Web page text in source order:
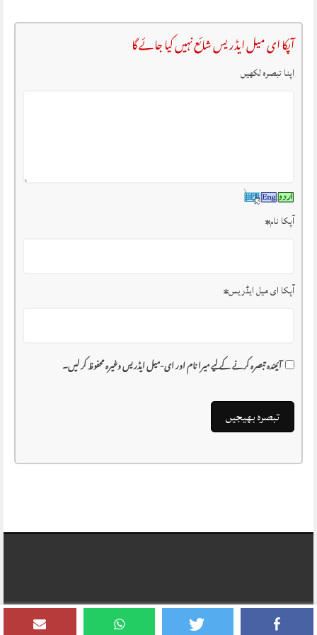
آپکا ای میل ایڈریس شائع نہیں کیا جائے گا
اپنا تبصرہ لکھیں
آپکا نام*
آپکا ای میل ایڈریس*
آئیندہ تبصرہ کرنے کے لیے میرا نام اور ای-میل ایڈریس وغیرہ محفوظ کر لیں۔